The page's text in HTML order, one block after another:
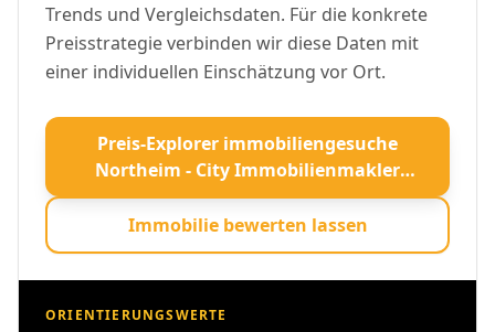
Trends und Vergleichsdaten. Für die konkrete
Preisstrategie verbinden wir diese Daten mit
einer individuellen Einschätzung vor Ort.
Preis-Explorer immobiliengesuche
Northeim - City Immobilienmakler
öffnen
Immobilie bewerten lassen
ORIENTIERUNGSWERTE